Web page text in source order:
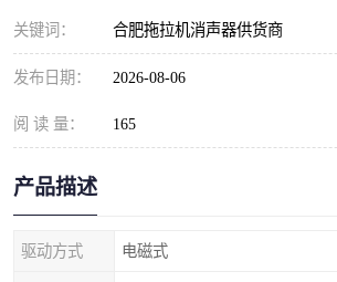
关键词： 合肥拖拉机消声器供货商
发布日期： 2026-08-06
阅 读 量： 165
产品描述
驱动方式 电磁式